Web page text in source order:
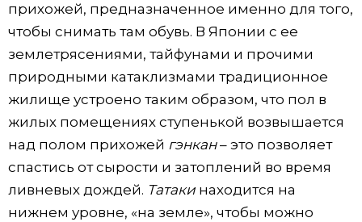
прихожей, предназначенное именно для того,
чтобы снимать там обувь. В Японии с ее
землетрясениями, тайфунами и прочими
природными катаклизмами традиционное
жилище устроено таким образом, что пол в
жилых помещениях ступенькой возвышается
над полом прихожей гэнкан– это позволяет
спастись от сырости и затоплений во время
ливневых дождей. Татаки находится на
нижнем уровне, «на земле», чтобы можно